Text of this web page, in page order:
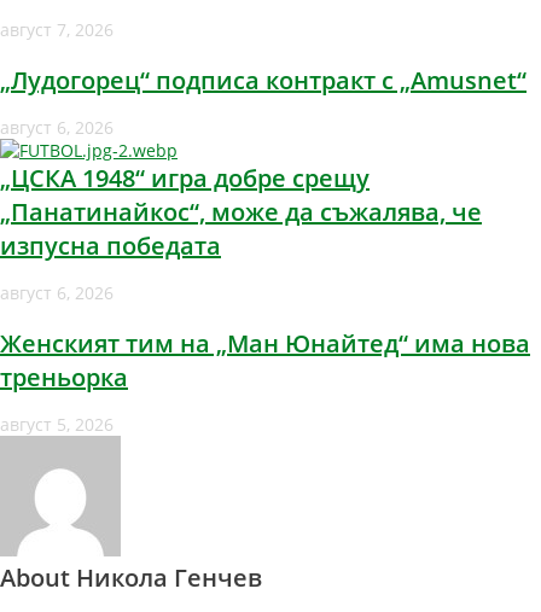
август 7, 2026
„Лудогорец“ подписа контракт с „Amusnet“
август 6, 2026
„ЦСКА 1948“ игра добре срещу
„Панатинайкос“, може да съжалява, че
изпусна победата
август 6, 2026
Женският тим на „Ман Юнайтед“ има нова
треньорка
август 5, 2026
About Никола Генчев